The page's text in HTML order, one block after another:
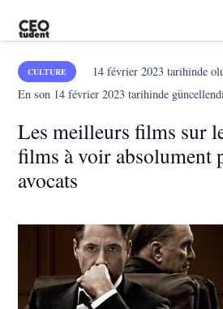
CULTURE 14 février 2023tarihinde
En son 14 février 2023 tarihinde
Les meilleurs films sur
films à voir absolument
avocats